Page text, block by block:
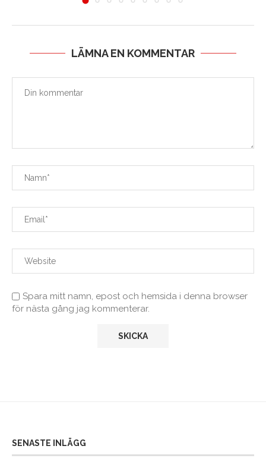
LÄMNA EN KOMMENTAR
Spara mitt namn, epost och hemsida i denna browser
för nästa gång jag kommenterar.
SENASTE INLÄGG